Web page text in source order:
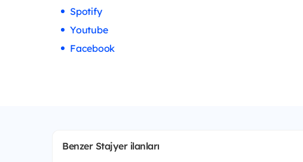
Spotify
Youtube
Facebook
Benzer Stajyer ilanları